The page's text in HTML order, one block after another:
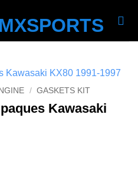
/ GASKETS KIT
Kawasaki